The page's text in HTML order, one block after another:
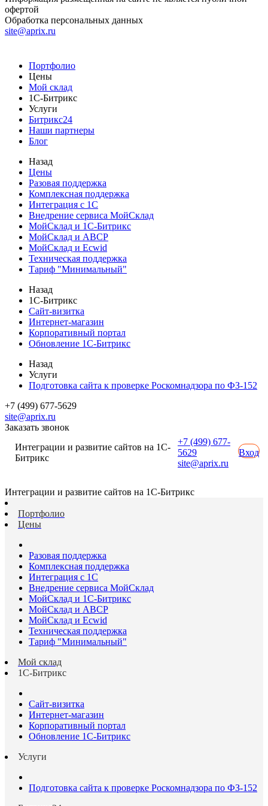
офертой
Обработка персональных данных
site@aprix.ru
Портфолио
Цены
Мой склад
1С-Битрикс
Услуги
Битрикс24
Наши партнеры
Блог
Назад
Цены
Разовая поддержка
Комплексная поддержка
Интеграция с 1С
Внедрение сервиса МойСклад
МойСклад и 1С-Битрикс
МойСклад и ABCP
МойСклад и Ecwid
Техническая поддержка
Тариф "Минимальный"
Назад
1С-Битрикс
Сайт-визитка
Интернет-магазин
Корпоративный портал
Обновление 1С-Битрикс
Назад
Услуги
Подготовка сайта к проверке Роскомнадзора по ФЗ-152
+7 (499) 677-5629
site@aprix.ru
Заказать звонок
Интеграции и развитие сайтов на 1С-
Битрикс
+7 (499) 677-
5629
site@aprix.ru
Вход
Интеграции и развитие сайтов на 1С-Битрикс
Портфолио
Цены
Разовая поддержка
Комплексная поддержка
Интеграция с 1С
Внедрение сервиса МойСклад
МойСклад и 1С-Битрикс
МойСклад и ABCP
МойСклад и Ecwid
Техническая поддержка
Тариф "Минимальный"
Мой склад
1С-Битрикс
Сайт-визитка
Интернет-магазин
Корпоративный портал
Обновление 1С-Битрикс
Услуги
Подготовка сайта к проверке Роскомнадзора по ФЗ-152